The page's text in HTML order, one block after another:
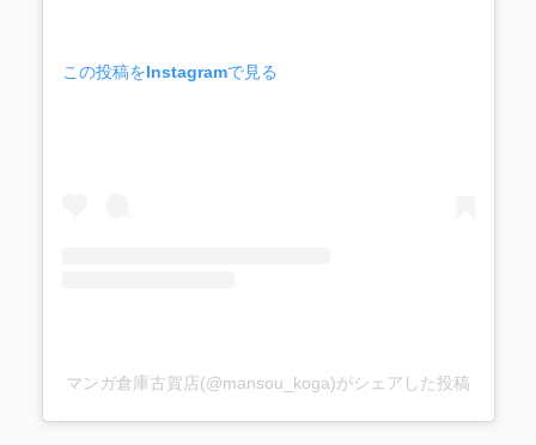
この投稿をInstagramで見る
マンガ倉庫古賀店(@mansou_koga)がシェアした投稿